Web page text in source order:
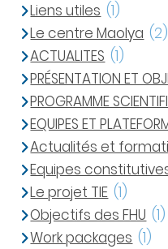
Liens utiles (1)
Le centre Maolya (2)
ACTUALITES (1)
PRÉSENTATION ET
PROGRAMME
EQUIPES ET
Actualités et
Equipes
Le projet TIE (1)
Objectifs des FHU (1)
Work packages (1)